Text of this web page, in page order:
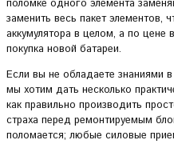
поломке одного элемента
заменить весь пакет элементов,
аккумулятора в целом, а по
покупка новой батареи.
Если вы не обладаете знаниями
мы хотим дать несколько
как правильно производить
страха перед ремонтируемым
поломается; любые силовые